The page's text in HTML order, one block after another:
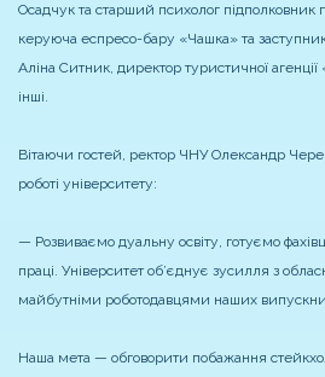
Осадчук та старший психолог підполковник
керуюча еспресо-бару «Чашка» та
Аліна Ситник, директор туристичної
інші.
Вітаючи гостей, ректор ЧНУ Олександр
роботі університету:
— Розвиваємо дуальну освіту, готуємо
праці. Університет об’єднує зусилля з
майбутніми роботодавцями наших
Наша мета — обговорити побажання